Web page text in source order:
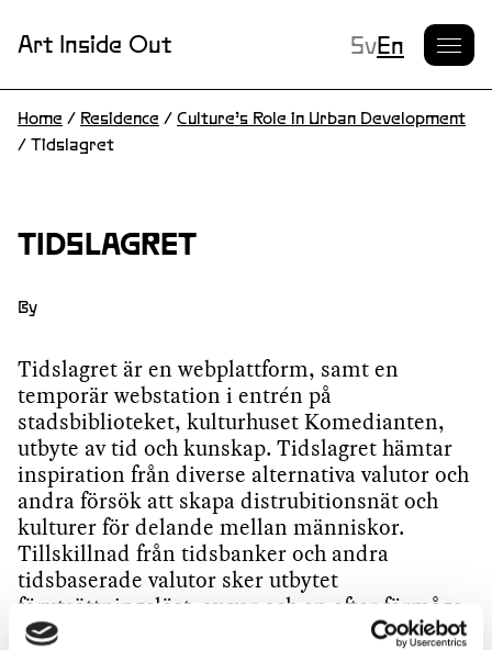
Art Inside Out SvCurrent
En
Home / Residence / Culture’s Role in Urban Development
/ Tidslagret
TIDSLAGRET
By
Tidslagret är en webplattform, samt en
temporär webstation i entrén på
stadsbiblioteket, kulturhuset Komedianten,
utbyte av tid och kunskap. Tidslagret hämtar
inspiration från diverse alternativa valutor och
andra försök att skapa distrubitionsnät och
kulturer för delande mellan människor.
Tillskillnad från tidsbanker och andra
tidsbaserade valutor sker utbytet
förutsättningslöst: av var och en efter förmåga,
åt var och en efter behov.